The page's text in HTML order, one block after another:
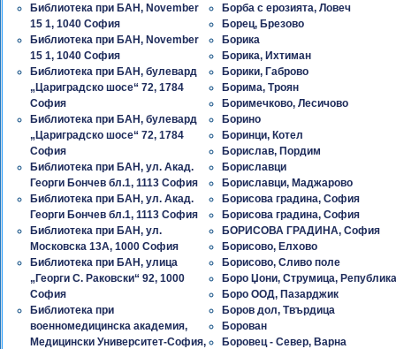
Библиотека при БАН, November
15 1, 1040 София
Библиотека при БАН, November
15 1, 1040 София
Библиотека при БАН, булевард
„Цариградско шосе“ 72, 1784
София
Библиотека при БАН, булевард
„Цариградско шосе“ 72, 1784
София
Библиотека при БАН, ул. Акад.
Георги Бончев бл.1, 1113 София
Библиотека при БАН, ул. Акад.
Георги Бончев бл.1, 1113 София
Библиотека при БАН, ул.
Московска 13А, 1000 София
Библиотека при БАН, улица
„Георги С. Раковски“ 92, 1000
София
Библиотека при
военномедицинска академия,
Медицински Университет-София,
Борба с ерозията, Ловеч
Борец, Брезово
Борика
Борика, Ихтиман
Борики, Габрово
Борима, Троян
Боримечково, Лесичово
Борино
Боринци, Котел
Борислав, Пордим
Бориславци
Бориславци, Маджарово
Борисова градина, София
Борисова градина, София
БОРИСОВА ГРАДИНА, София
Борисово, Елхово
Борисово, Сливо поле
Боро Џони, Струмица, Република
Боро ООД, Пазарджик
Боров дол, Твърдица
Борован
Боровец - Север, Варна